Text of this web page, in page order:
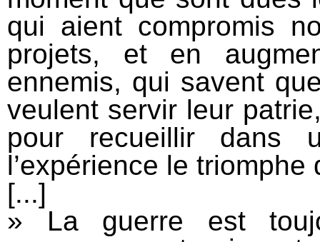
qui aient compromis
projets, et en
ennemis, qui savent
veulent servir leur
pour recueillir dans
l’expérience le triomphe
[...]
» La guerre est